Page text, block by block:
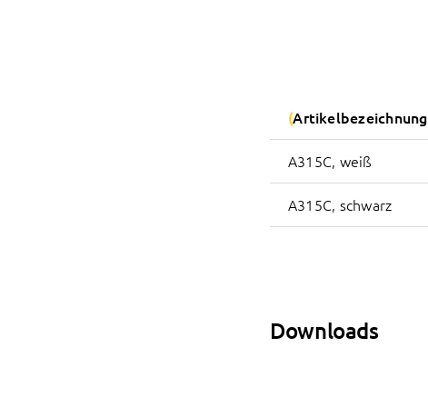
Artikelbezeichnung
A315C, weiß
A315C, schwarz
Downloads